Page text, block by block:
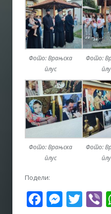
Фото: Врањска
плус
Фото:
Фото: Врањска
плус
Фото:
Подели: